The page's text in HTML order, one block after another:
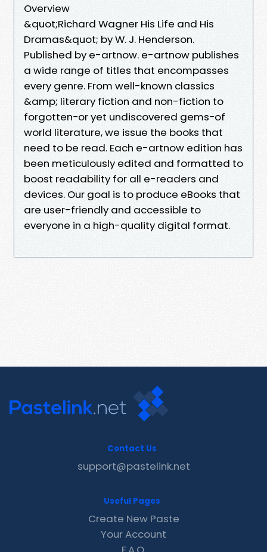
Overview
&quot;Richard Wagner His Life and His
Dramas&quot; by W. J. Henderson.
Published by e-artnow. e-artnow publishes
a wide range of titles that encompasses
every genre. From well-known classics
&amp; literary fiction and non-fiction to
forgotten−or yet undiscovered gems−of
world literature, we issue the books that
need to be read. Each e-artnow edition has
been meticulously edited and formatted to
boost readability for all e-readers and
devices. Our goal is to produce eBooks that
are user-friendly and accessible to
everyone in a high-quality digital format.
Contact Us
support@pastelink.net
Useful Pages
Create New Paste
Your Account